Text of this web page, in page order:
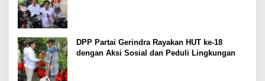
DPP Partai Gerindra Rayakan HUT ke-18
dengan Aksi Sosial dan Peduli Lingkungan